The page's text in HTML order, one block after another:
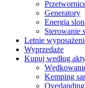
Generatory
Energia
Sterowanie
Letnie
Wyprzedaże
Kupuj według
Kemping
Overlanding